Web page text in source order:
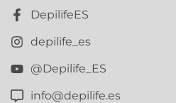
DepilifeES
depilife_es
@Depilife_ES
info@depilife.es